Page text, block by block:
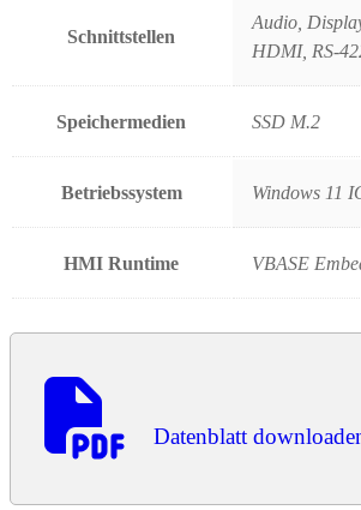
Schnittstellen
Audio,
HDMI, RS-
Speichermedien SSD M.2
Betriebssystem Windows 11
HMI Runtime VBASE
Datenblatt